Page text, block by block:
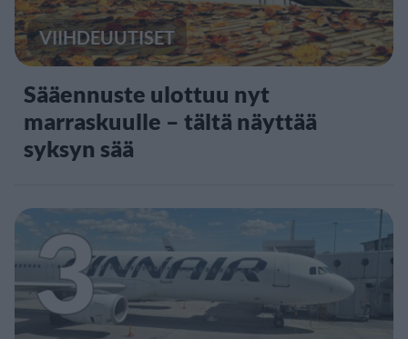
VIIHDEUUTISET
Sääennuste ulottuu nyt
marraskuulle – tältä näyttää
syksyn sää
3